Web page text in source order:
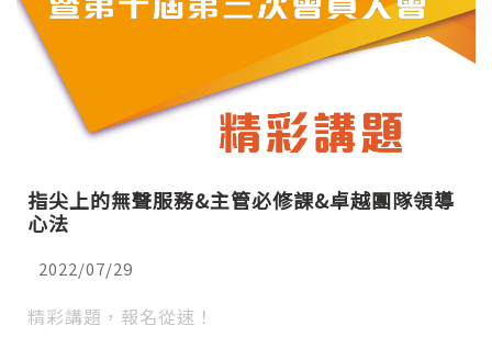
指尖上的無聲服務&主管必修課&卓越團隊領導
心法
2022/07/29
精彩講題，報名從速！